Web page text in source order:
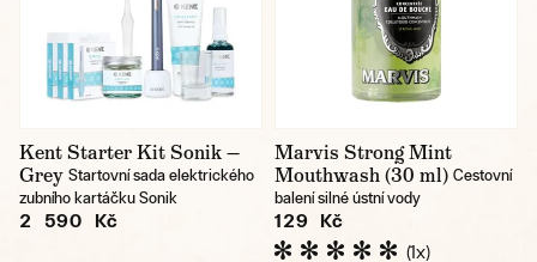
Kent Starter Kit Sonik —
Grey Startovní sada elektrického
zubního kartáčku Sonik
2 590 Kč
Marvis Strong Mint
Mouthwash (30 ml) Cestovní
balení silné ústní vody
129 Kč
(1x)